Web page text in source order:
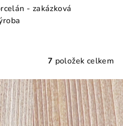
- zakázková
O
v
l
á
7 položek celkem